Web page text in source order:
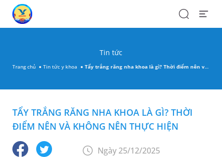
SearchOpen
Tin tức
Trang chủ Tin tức y khoa Tẩy trắng răng nha khoa là gì? Thời điểm nên và không nên thực hiện
TẨY TRẮNG RĂNG NHA KHOA LÀ GÌ? THỜI
ĐIỂM NÊN VÀ KHÔNG NÊN THỰC HIỆN
Ngày 25/12/2025